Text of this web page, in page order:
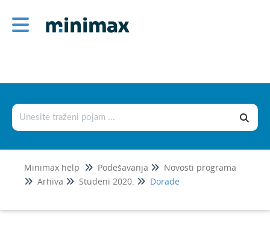
Minimax help Podešavanja
Novosti programa
Arhiva
Studeni 2020. Dorade
Korisnici i njihova prava
Licence
Postavke organizacije
Šifrarnici
Uvoz i izvoz podataka